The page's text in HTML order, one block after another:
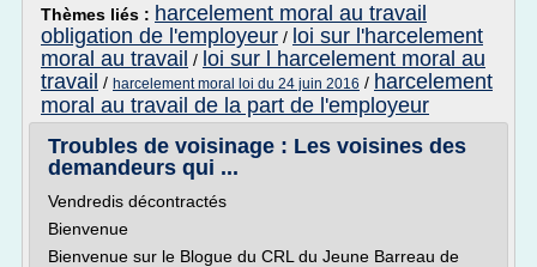
Thèmes liés : harcelement moral au travail
obligation de l'employeur / loi sur l'harcelement
moral au travail / loi sur l harcelement moral au
travail / harcelement moral loi du 24 juin 2016 / harcelement
moral au travail de la part de l'employeur
Troubles de voisinage : Les voisines des
demandeurs qui ...
Vendredis décontractés
Bienvenue
Bienvenue sur le Blogue du CRL du Jeune Barreau de